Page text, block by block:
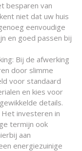
besparen van
niet dat uw huis
eenvoudige
en goed passen bij
Bij de afwerking
door slimme
voor standaard
en kies voor
details.
investeren in
termijn ook
aan
energiezuinige